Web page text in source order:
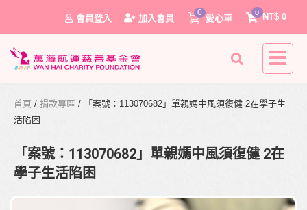
會員登入 加入會員
0
愛心車 NT$ 0
0
首頁 / 捐款專區 / 「案號：113070682」單親媽中風須復健 2在學子生
活陷困
「案號：113070682」單親媽中風須復健 2在
學子生活陷困